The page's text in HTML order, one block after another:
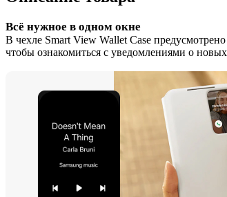
Всё нужное в одном окне
В чехле Smart View Wallet Case
чтобы ознакомиться с уведомлениями о